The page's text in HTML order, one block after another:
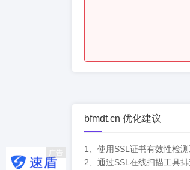
bfmdt.cn 优化建议
1、使用SSL证书有效性检
2、通过SSL在线扫描工具
广告